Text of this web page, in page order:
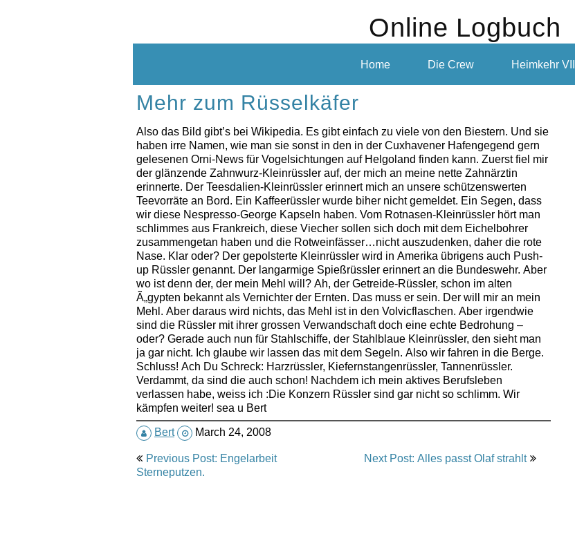
Online Logbuch
Home Die Crew Heimkehr VII
Mehr zum Rüsselkäfer
Also das Bild gibt’s bei Wikipedia. Es gibt einfach zu viele von den Biestern. Und sie
haben irre Namen, wie man sie sonst in den in der Cuxhavener Hafengegend gern
gelesenen Orni-News für Vogelsichtungen auf Helgoland finden kann. Zuerst fiel mir
der glänzende Zahnwurz-Kleinrüssler auf, der mich an meine nette Zahnärztin
erinnerte. Der Teesdalien-Kleinrüssler erinnert mich an unsere schützenswerten
Teevorräte an Bord. Ein Kaffeerüssler wurde biher nicht gemeldet. Ein Segen, dass
wir diese Nespresso-George Kapseln haben. Vom Rotnasen-Kleinrüssler hört man
schlimmes aus Frankreich, diese Viecher sollen sich doch mit dem Eichelbohrer
zusammengetan haben und die Rotweinfässer…nicht auszudenken, daher die rote
Nase. Klar oder? Der gepolsterte Kleinrüssler wird in Amerika übrigens auch Push-
up Rüssler genannt. Der langarmige Spießrüssler erinnert an die Bundeswehr. Aber
wo ist denn der, der mein Mehl will? Ah, der Getreide-Rüssler, schon im alten
Ã„gypten bekannt als Vernichter der Ernten. Das muss er sein. Der will mir an mein
Mehl. Aber daraus wird nichts, das Mehl ist in den Volvicflaschen. Aber irgendwie
sind die Rüssler mit ihrer grossen Verwandschaft doch eine echte Bedrohung –
oder? Gerade auch nun für Stahlschiffe, der Stahlblaue Kleinrüssler, den sieht man
ja gar nicht. Ich glaube wir lassen das mit dem Segeln. Also wir fahren in die Berge.
Schluss! Ach Du Schreck: Harzrüssler, Kiefernstangenrüssler, Tannenrüssler.
Verdammt, da sind die auch schon! Nachdem ich mein aktives Berufsleben
verlassen habe, weiss ich :Die Konzern Rüssler sind gar nicht so schlimm. Wir
kämpfen weiter! sea u Bert
Bert
March 24, 2008
Post
navigation
Previous Post: Engelarbeit
Sterneputzen.
Next Post: Alles passt Olaf strahlt